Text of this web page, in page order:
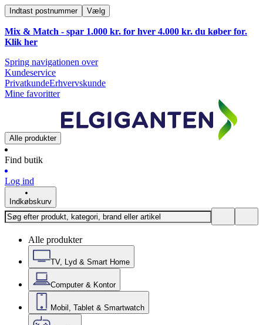
Indtast postnummer Vælg
Mix & Match - spar 1.000 kr. for hver 4.000 kr. du køber for.
Klik her
Spring navigationen over
Kundeservice
PrivatkundeErhvervskunde
Mine favoritter
Alle produkter
Find butik
Log ind
Indkøbskurv
Alle produkter
TV, Lyd & Smart Home
Computer & Kontor
Mobil, Tablet & Smartwatch